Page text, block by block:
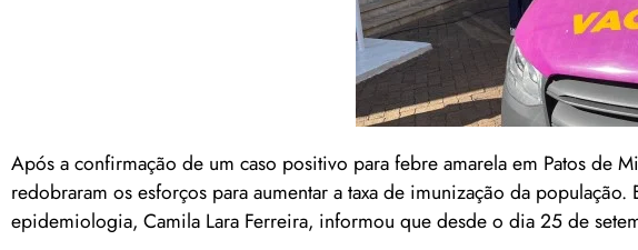
Após a confirmação de um caso positivo para febre amarela em Patos de
redobraram os esforços para aumentar a taxa de imunização da
epidemiologia, Camila Lara Ferreira, informou que desde o dia 25 de